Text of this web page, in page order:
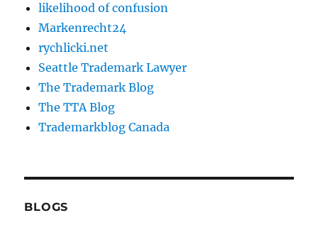
likelihood of confusion
Markenrecht24
rychlicki.net
Seattle Trademark Lawyer
The Trademark Blog
The TTA Blog
Trademarkblog Canada
BLOGS